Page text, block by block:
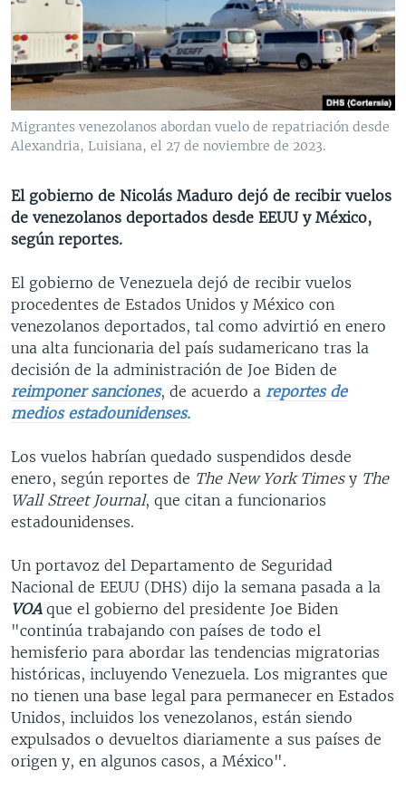
BRASIL
ENTRETENIMIENTO Y CULTURA
TECNOLOGÍA
DEPORTES
CIENCIA Y SALUD
VIDEOS
FOTOGRAFÍA
AUDIOS
PROGRAMAS TV
EL MUNDO AL DÍA
FORO INTERAMERICANO
VISIÓN 360
PANORAMA
RADIO
AVANCE INFORMATIVO
AUDIONOTICIAS
ESTADOS UNIDOS AL DÍA
EL MUNDO AL DÍA [RADIO]
FORO [RADIO]
DEPORTIVO INTERNACIONAL
NOTA ECONÓMICA
ENTRETENIMIENTO
DIRECT
DOCUMENTALES DE LA VOA
Learning English
SÍGANOS
Idiomas
Migrantes venezolanos abordan vuelo de repatriación desde
Alexandria, Luisiana, el 27 de noviembre de 2023.
El gobierno de Nicolás Maduro dejó de recibir vuelos
de venezolanos deportados desde EEUU y México,
según reportes.
El gobierno de Venezuela dejó de recibir vuelos
procedentes de Estados Unidos y México con
venezolanos deportados, tal como advirtió en enero
una alta funcionaria del país sudamericano tras la
decisión de la administración de Joe Biden de
reimponer sanciones, de acuerdo a reportes de
medios estadounidenses.
Los vuelos habrían quedado suspendidos desde
enero, según reportes de The New York Timesy The
Wall Street Journal, que citan a funcionarios
estadounidenses.
Un portavoz del Departamento de Seguridad
Nacional de EEUU (DHS) dijo la semana pasada a la
VOAque el gobierno del presidente Joe Biden
"continúa trabajando con países de todo el
hemisferio para abordar las tendencias migratorias
históricas, incluyendo Venezuela. Los migrantes que
no tienen una base legal para permanecer en Estados
Unidos, incluidos los venezolanos, están siendo
expulsados o devueltos diariamente a sus países de
origen y, en algunos casos, a México".